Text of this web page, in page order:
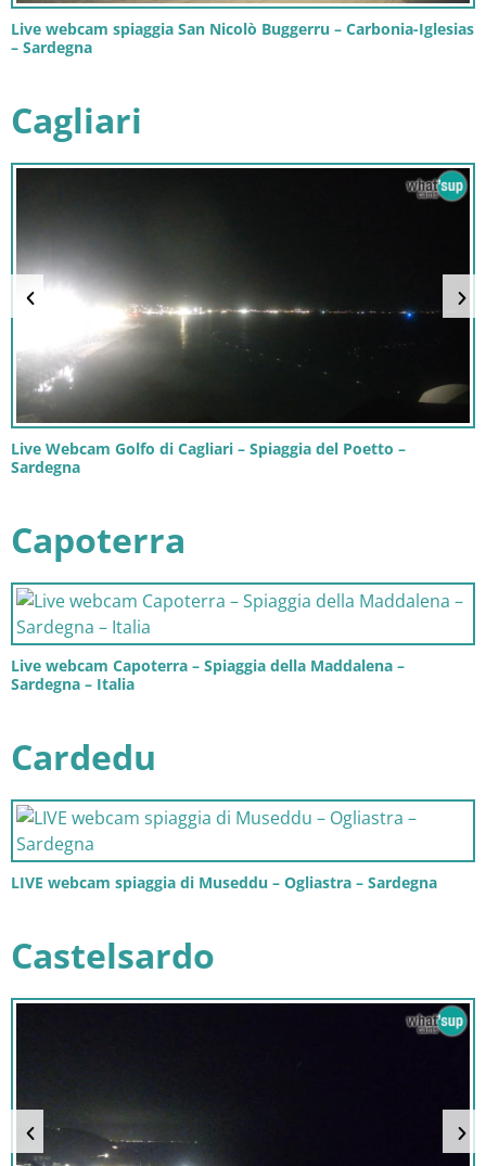
Live webcam spiaggia San Nicolò Buggerru – Carbonia-Iglesias
– Sardegna
Cagliari
Live Webcam Golfo di Cagliari – Spiaggia del Poetto –
Sardegna
Capoterra
Live webcam Capoterra – Spiaggia della Maddalena –
Sardegna – Italia
Cardedu
LIVE webcam spiaggia di Museddu – Ogliastra – Sardegna
Castelsardo